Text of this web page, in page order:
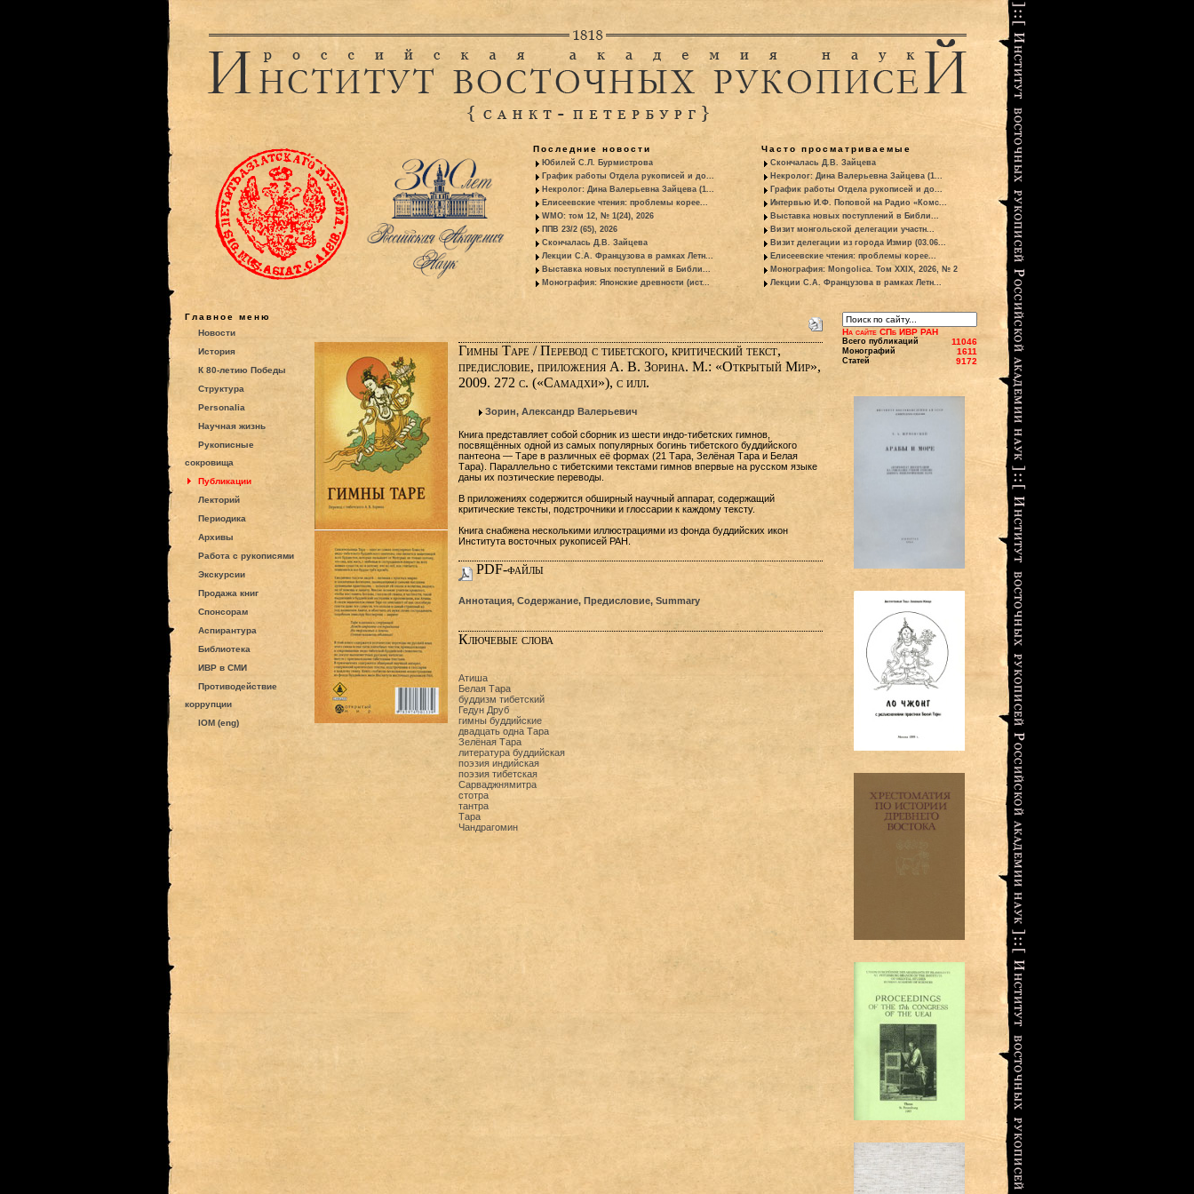
Последние новости
Юбилей С.Л. Бурмистрова
График работы Отдела рукописей и до...
Некролог: Дина Валерьевна Зайцева (1...
Елисеевские чтения: проблемы корее...
WMO: том 12, № 1(24), 2026
ППВ 23/2 (65), 2026
Скончалась Д.В. Зайцева
Лекции С.А. Французова в рамках Летн...
Выставка новых поступлений в Библи...
Монография: Японские древности (ист...
Часто просматриваемые
Скончалась Д.В. Зайцева
Некролог: Дина Валерьевна Зайцева (1...
График работы Отдела рукописей и до...
Интервью И.Ф. Поповой на Радио «Комс...
Выставка новых поступлений в Библи...
Визит монгольской делегации участн...
Визит делегации из города Измир (03.06...
Елисеевские чтения: проблемы корее...
Монография: Mongolica. Том XXIX, 2026, № 2
Лекции С.А. Французова в рамках Летн...
Главное меню
Новости
История
К 80-летию Победы
Структура
Personalia
Научная жизнь
Рукописные
сокровища
Публикации
Лекторий
Периодика
Архивы
Работа с рукописями
Экскурсии
Продажа книг
Спонсорам
Аспирантура
Библиотека
ИВР в СМИ
Противодействие
коррупции
IOM (eng)
Гимны Таре / Перевод с тибетского, критический текст,
предисловие, приложения А. В. Зорина. М.: «Открытый Мир»,
2009. 272 с. («Самадхи»), с илл.
Зорин, Александр Валерьевич
Книга представляет собой сборник из шести индо-тибетских гимнов,
посвящённых одной из самых популярных богинь тибетского буддийского
пантеона — Таре в различных её формах (21 Тара, Зелёная Тара и Белая
Тара). Параллельно с тибетскими текстами гимнов впервые на русском языке
даны их поэтические переводы.
В приложениях содержится обширный научный аппарат, содержащий
критические тексты, подстрочники и глоссарии к каждому тексту.
Книга снабжена несколькими иллюстрациями из фонда буддийских икон
Института восточных рукописей РАН.
PDF-файлы
Аннотация, Содержание, Предисловие, Summary
Ключевые слова
Атиша
Белая Тара
буддизм тибетский
Гедун Друб
гимны буддийские
двадцать одна Тара
Зелёная Тара
литература буддийская
поэзия индийская
поэзия тибетская
Сарваджнямитра
стотра
тантра
Тара
Чандрагомин
На сайте СПб ИВР РАН
Всего публикаций 11046
Монографий 1611
Статей 9172